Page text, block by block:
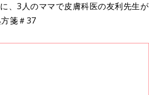
、3人のママで皮膚科医の友利先生が
箋＃37